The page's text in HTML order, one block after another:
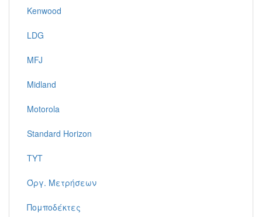
Kenwood
LDG
MFJ
Midland
Motorola
Standard Horizon
TYT
Όργ. Μετρήσεων
Πομποδέκτες